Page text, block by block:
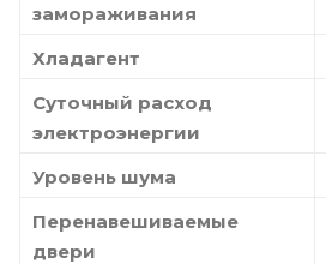
замораживания
Хладагент
Суточный расход
электроэнергии
Уровень шума
Перенавешиваемые
двери